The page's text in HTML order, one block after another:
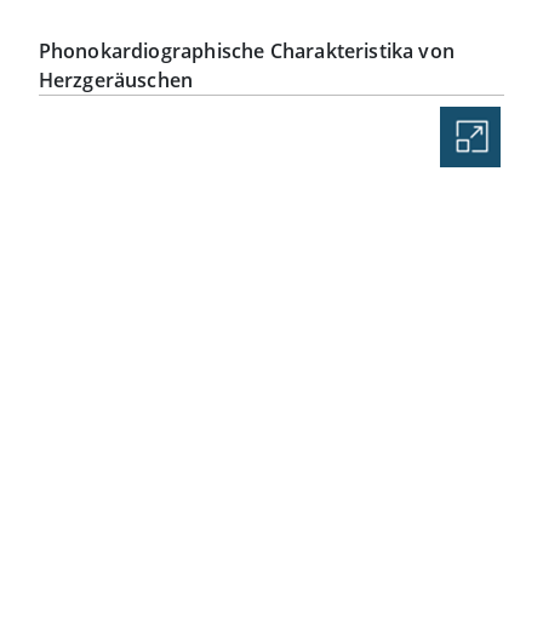
Phonokardiographische Charakteristika von
Herzgeräuschen